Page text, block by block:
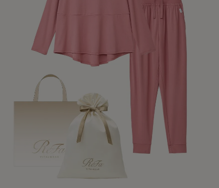
メディ
カル
メディ
カル